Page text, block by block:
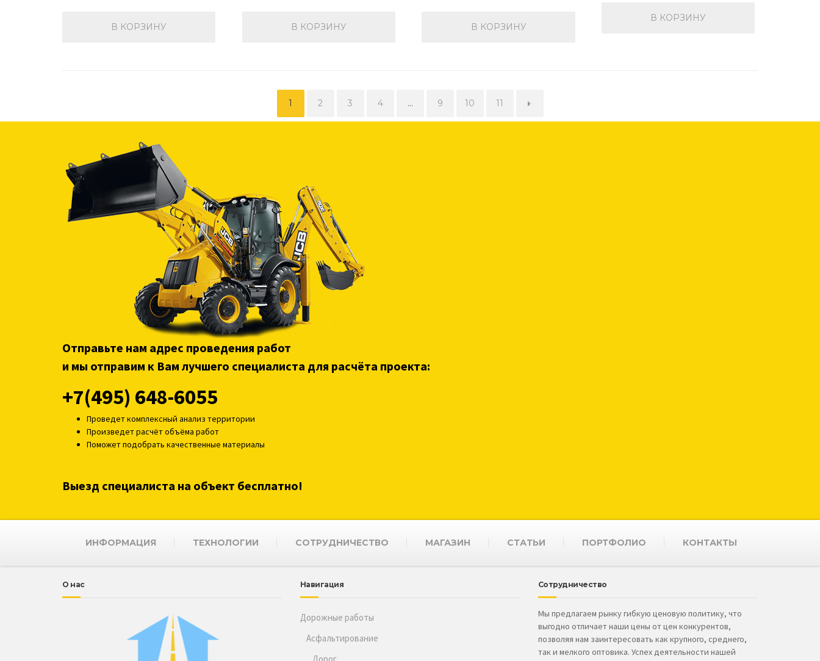
В КОРЗИНУ В КОРЗИНУ В КОРЗИНУ
В КОРЗИНУ
1 2 3 4 … 9 10 11 →
Отправьте нам адрес проведения работ
и мы отправим к Вам лучшего специалиста для расчёта проекта:
+7(495) 648-6055
Проведет комплексный анализ территории
Произведет расчёт объёма работ
Поможет подобрать качественные материалы
Выезд специалиста на объект бесплатно!
ИНФОРМАЦИЯ ТЕХНОЛОГИИ СОТРУДНИЧЕСТВО МАГАЗИН СТАТЬИ ПОРТФОЛИО КОНТАКТЫ
О нас Навигация
Дорожные работы
Асфальтирование
Сотрудничество
Мы предлагаем рынку гибкую ценовую политику, что
выгодно отличает наши цены от цен конкурентов,
позволяя нам заинтересовать как крупного, среднего,
так и мелкого оптовика. Успех деятельности нашей